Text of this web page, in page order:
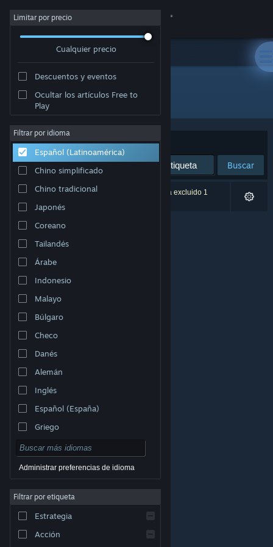
Iniciar sesión
Acerca de
Soporte
Cambiar idioma
Obtener la aplicación de Steam Mobile
Ver versión clásica
© Valve Corporation. Todos los derechos reservados.
Todas las marcas registradas pertenecen a sus
de Privacidad|Información legal
Acuerdo de Suscriptor a Steam
Cookies
Limitar por precio
Cualquier precio
Descuentos y eventos
Ocultar los artículos Free to
Play
Filtrar por idioma
Español (Latinoamérica)
Chino simplificado
Chino tradicional
Japonés
Coreano
Tailandés
Árabe
Indonesio
Malayo
Búlgaro
Checo
Danés
Alemán
Inglés
Español (España)
Griego
Administrar preferencias de idioma
Filtrar por etiqueta
Estrategia
Acción
Desarrollador: SeeThrough Studios
Ordenar por Relevancia
Buscar
0 resultado(s) coinciden con la búsqueda. Se ha excluido 1
título según tus preferencias.